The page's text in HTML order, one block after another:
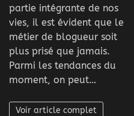
partie intégrante de nos
vies, il est évident que le
métier de blogueur soit
plus prisé que jamais.
Parmi les tendances du
moment, on peut…
Voir article complet